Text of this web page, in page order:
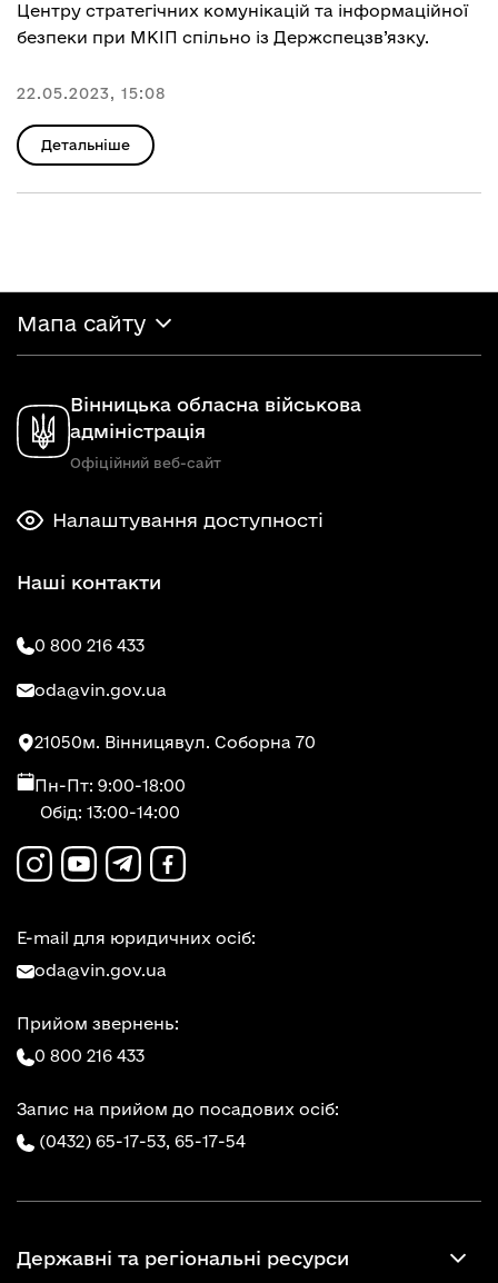
Центру стратегічних комунікацій та інформаційної
безпеки при МКІП спільно із Держспецзв’язку.
22.05.2023, 15:08
Детальніше
Мапа сайту
Вінницька обласна військова
адміністрація
Офіційний веб-сайт
Налаштування доступності
Наші контакти
0 800 216 433
oda@vin.gov.ua
21050м. Вінницявул. Соборна 70
Пн-Пт: 9:00-18:00
Обід: 13:00-14:00
E-mail для юридичних осіб:
oda@vin.gov.ua
Прийом звернень:
0 800 216 433
Запис на прийом до посадових осіб:
(0432) 65-17-53, 65-17-54
Державні та регіональні ресурси